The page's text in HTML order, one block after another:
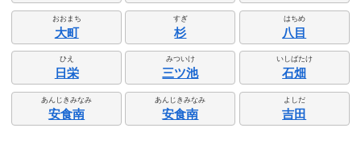
おおまち
大町
すぎ
杉
はちめ
八目
ひえ
日栄
みついけ
三ツ池
いしばたけ
石畑
あんじきみなみ
安食南
あんじきみなみ
安食南
よしだ
吉田